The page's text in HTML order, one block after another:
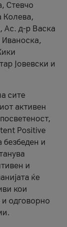
Стевчо
Колева,
Ас. д-р Васка
Јовевски и
сите
активен
Positive
безбеден и
и
ќе
кои
и одговорно